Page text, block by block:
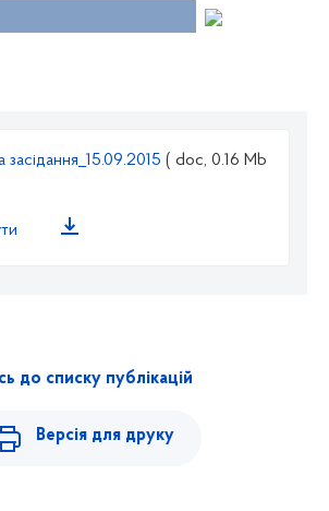
( doc, 0.16 Mb
до списку публікацій
Версія для друку